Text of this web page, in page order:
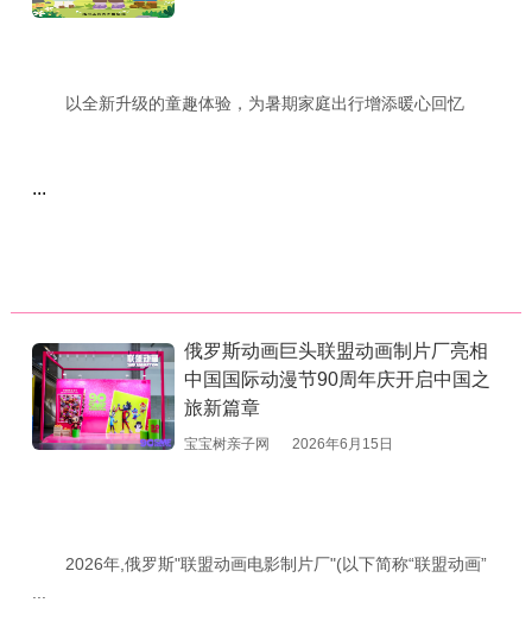
以全新升级的童趣体验，为暑期家庭出行增添暖心回忆
...
俄罗斯动画巨头联盟动画制片厂亮相
中国国际动漫节90周年庆开启中国之
旅新篇章
宝宝树亲子网 2026年6月15日
2026年,俄罗斯"联盟动画电影制片厂"(以下简称“联盟动画”